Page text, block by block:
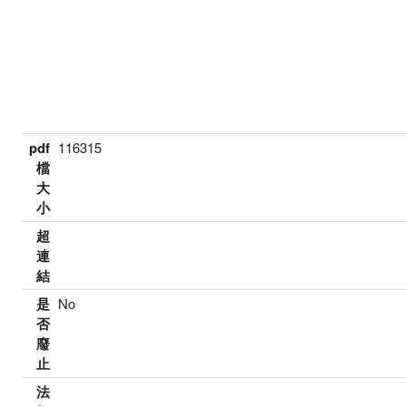
pdf
檔
大
小
116315
超
連
結
是
否
廢
止
No
法